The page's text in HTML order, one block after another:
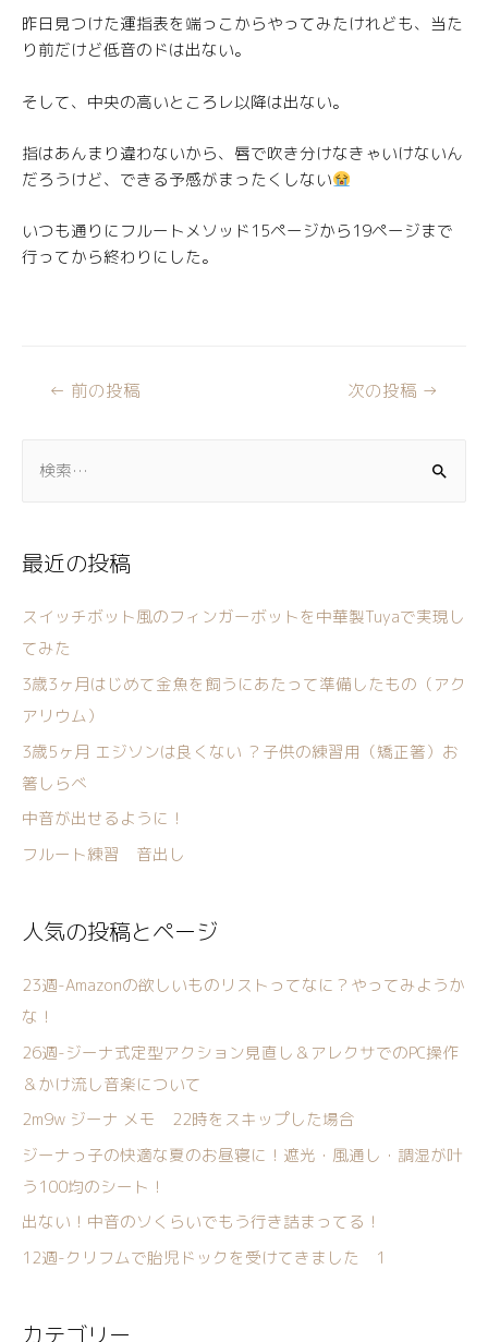
昨日見つけた運指表を端っこからやってみたけれども、当た
り前だけど低音のドは出ない。
そして、中央の高いところレ以降は出ない。
指はあんまり違わないから、唇で吹き分けなきゃいけないん
だろうけど、できる予感がまったくしない
いつも通りにフルートメソッド15ページから19ページまで
行ってから終わりにした。
← 前の投稿 次の投稿 →
最近の投稿
スイッチボット風のフィンガーボットを中華製Tuyaで実現し
てみた
3歳3ヶ月はじめて金魚を飼うにあたって準備したもの（アク
アリウム）
3歳5ヶ月 エジソンは良くない ？子供の練習用（矯正箸）お
箸しらべ
中音が出せるように！
フルート練習 音出し
人気の投稿とページ
23週-Amazonの欲しいものリストってなに？やってみようか
な！
26週-ジーナ式定型アクション見直し＆アレクサでのPC操作
＆かけ流し音楽について
2m9w ジーナ メモ 22時をスキップした場合
ジーナっ子の快適な夏のお昼寝に！遮光・風通し・調湿が叶
う100均のシート！
出ない！中音のソくらいでもう行き詰まってる！
12週-クリフムで胎児ドックを受けてきました 1
カテゴリー